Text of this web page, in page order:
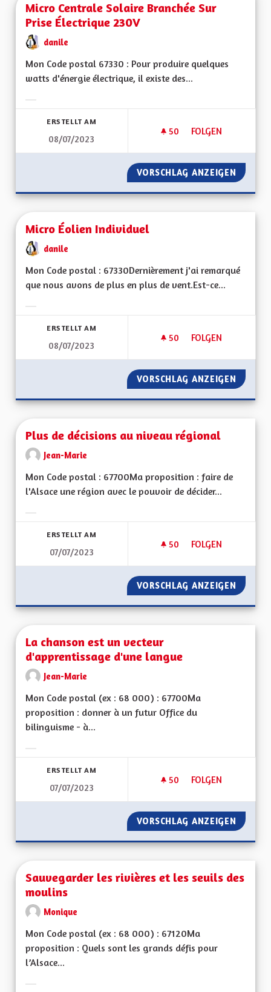
Micro Centrale Solaire Branchée Sur
Prise Électrique 230V
danile
Mon Code postal 67330 : Pour produire quelques
watts d'énergie électrique, il existe des...
ERSTELLT AM
08/07/2023
50 50 FOLLOWER
FOLGEN
MICRO CENTRALE
VORSCHLAG ANZEIGEN
Micro Éolien Individuel
danile
Mon Code postal : 67330Dernièrement j'ai remarqué
que nous avons de plus en plus de vent.Est-ce...
ERSTELLT AM
08/07/2023
50 50 FOLLOWER
FOLGEN
MICRO ÉOLIEN
VORSCHLAG ANZEIGEN
Plus de décisions au niveau régional
Jean-Marie
Mon Code postal : 67700Ma proposition : faire de
l'Alsace une région avec le pouvoir de décider...
ERSTELLT AM
07/07/2023
50 50 FOLLOWER
FOLGEN
PLUS DE
VORSCHLAG ANZEIGEN PLUS
La chanson est un vecteur
d'apprentissage d'une langue
Jean-Marie
Mon Code postal (ex : 68 000) : 67700Ma
proposition : donner à un futur Office du
bilinguisme - à...
ERSTELLT AM
07/07/2023
50 50 FOLLOWER
FOLGEN
LA CHANSON EST
VORSCHLAG ANZEIGEN LA
Sauvegarder les rivières et les seuils des
moulins
Monique
Mon Code postal (ex : 68 000) : 67120Ma
proposition : Quels sont les grands défis pour
l’Alsace...